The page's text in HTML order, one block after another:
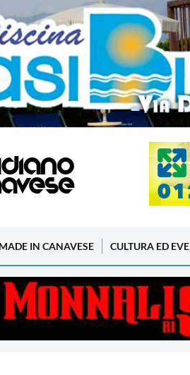
MADE IN CANAVESE CULTURA ED